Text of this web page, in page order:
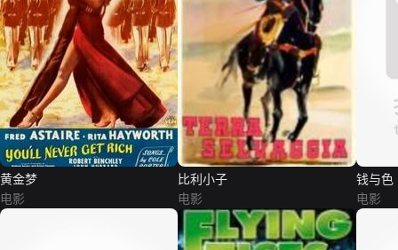
黄金梦
电影
比利小子
电影
钱与色
电影